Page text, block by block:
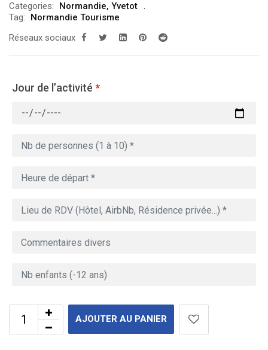
Categories: Normandie, Yvetot
Tag:
Normandie Tourisme
Réseaux sociaux
Jour de l’activité *
AJOUTER AU PANIER